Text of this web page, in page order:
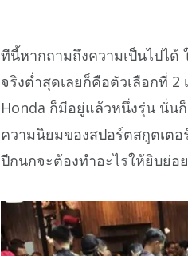
ทีนี้หากถามถึงความเป็นไปได้
จริงต่ำสุดเลยก็คือตัวเลือกที่ 2
Honda ก็มีอยู่แล้วหนึ่งรุ่น นั่น
ความนิยมของสปอร์ตสกูตเต
ปีกนกจะต้องทำอะไรให้ยิบย่อ